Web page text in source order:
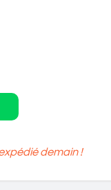
demain !